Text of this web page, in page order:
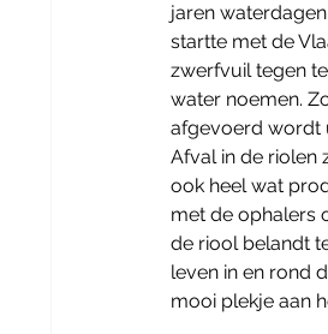
jaren
startte met de
zwerfvuil tegen
water noemen.
afgevoerd wordt
Afval in de riolen
ook heel wat
met de ophalers
de riool belandt
leven in en rond
mooi plekje aan